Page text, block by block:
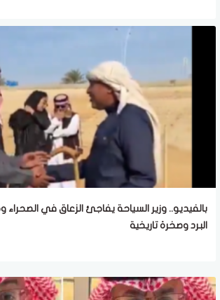
بالفيديو.. وزير السياحة يفاجئ الزعاق في
البرد وصخرة تاريخية